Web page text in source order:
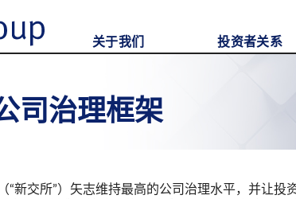
关于我们 投资者关系
司治理框架
“新交所”）矢志维持最高的公司治理水平，并让